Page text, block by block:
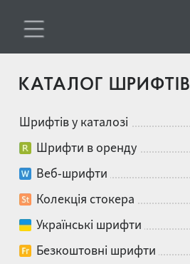
КАТАЛОГ ШРИФТІВ
Шрифтів у каталозі
Шрифти в оренду
Веб-шрифти
Колекція стокера
Українські шрифти
Безкоштовні шрифти